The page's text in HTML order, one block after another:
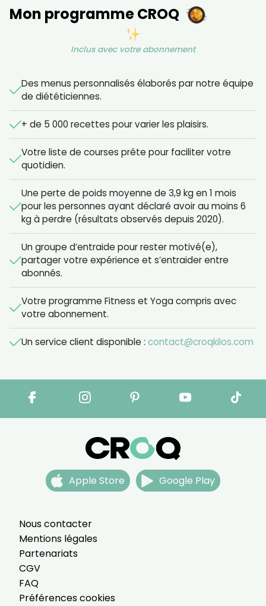
Mon programme CROQ
Inclus avec votre abonnement
Des menus personnalisés élaborés par notre équipe
de diététiciennes.
+ de 5 000 recettes pour varier les plaisirs.
Votre liste de courses prête pour faciliter votre
quotidien.
Une perte de poids moyenne de 3,9 kg en 1 mois
pour les personnes ayant déclaré avoir au moins 6
kg à perdre (résultats observés depuis 2020).
Un groupe d’entraide pour rester motivé(e),
partager votre expérience et s’entraider entre
abonnés.
Votre programme Fitness et Yoga compris avec
votre abonnement.
Un service client disponible : contact@croqkilos.com
Nous contacter
Mentions légales
Partenariats
CGV
FAQ
Préférences cookies
Apple Store Google Play